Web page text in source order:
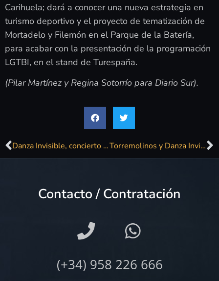
Carihuela; dará a conocer una nueva estrategia en
turismo deportivo y el proyecto de tematización de
Mortadelo y Filemón en el Parque de la Batería,
para acabar con la presentación de la programación
LGTBI, en el stand de Turespaña.
(Pilar Martínez y Regina Sotorrío para Diario Sur).
Danza Invisible, concierto sorpresa en el centro de Madrid para promocionar Torremolinos Torremolinos y Danza Invisible llenan de ‘Sabor de amor’ la plaza de Callao de Madrid
Contacto / Contratación
(+34) 958 226 666